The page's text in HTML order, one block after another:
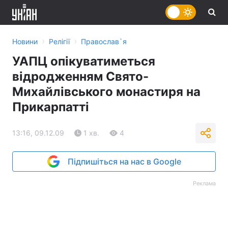
Новини › Релігії › Православ`я
УАПЦ опікуватиметься
відродженням Свято-
Михайлівського монастиря на
Прикарпатті
13:16, 09.12.09 1 хв. 4
Підпишіться на нас в Google
Реклама